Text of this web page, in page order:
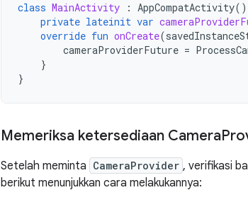
class MainActivity : AppCompatActivity()
private lateinit var
override fun onCreate(
cameraProviderFuture =
}
}
Memeriksa ketersediaan Camera
Setelah meminta CameraProvider , verifikasi
berikut menunjukkan cara melakukannya: